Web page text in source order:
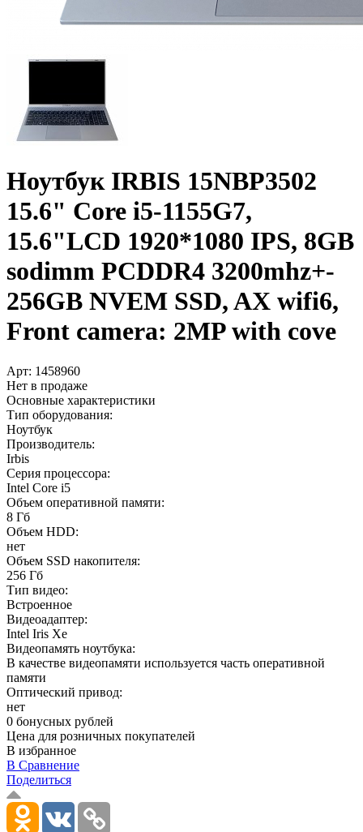
Ноутбук IRBIS 15NBP3502
15.6" Core i5-1155G7,
15.6"LCD 1920*1080 IPS, 8GB
sodimm PCDDR4 3200mhz+­
256GB NVEM SSD, AX wifi6,
Front camera: 2MP with cove
Арт: 1458960
Нет в продаже
Основные характеристики
Тип оборудования:
Ноутбук
Производитель:
Irbis
Серия процессора:
Intel Core i5
Объем оперативной памяти:
8 Гб
Объем HDD:
нет
Объем SSD накопителя:
256 Гб
Тип видео:
Встроенное
Видеоадаптер:
Intel Iris Xe
Видеопамять ноутбука:
В качестве видеопамяти используется часть оперативной
памяти
Оптический привод:
нет
0 бонусных рублей
Цена для розничных покупателей
В избранное
В Сравнение
Поделиться